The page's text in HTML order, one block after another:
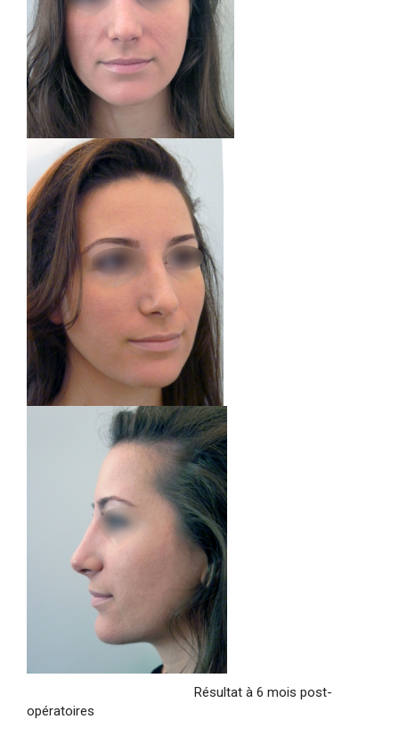
Résultat à 6 mois post-
opératoires